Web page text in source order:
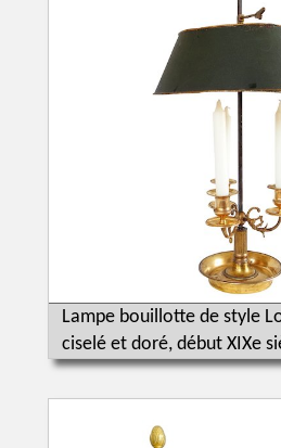
Lampe bouillotte de style
ciselé et doré, début XIXe